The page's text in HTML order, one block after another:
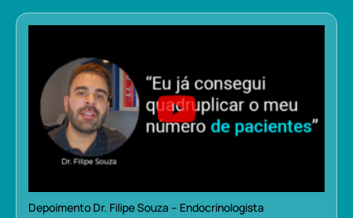
Depoimento Dr. Filipe Souza – Endocrinologista